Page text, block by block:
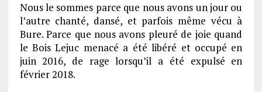
Nous le sommes parce que nous avons un jour ou
l’autre chanté, dansé, et parfois même vécu à
Bure. Parce que nous avons pleuré de joie quand
le Bois Lejuc menacé a été libéré et occupé en
juin 2016, de rage lorsqu’il a été expulsé en
février 2018.